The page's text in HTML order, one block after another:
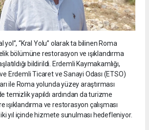
yol’’, “Kral Yolu” olarak ta bilinen Roma
bölümüne restorasyon ve ışıklandırma
bildirildi. Erdemli Kaymakamlığı,
Erdemli Ticaret ve Sanayi Odası (ETSO)
ile Roma yolunda yüzey araştırması
temizlik yapıldı ardından da turizme
ışıklandırma ve restorasyon çalışması
yıl içinde hizmete sunulması hedefleniyor.